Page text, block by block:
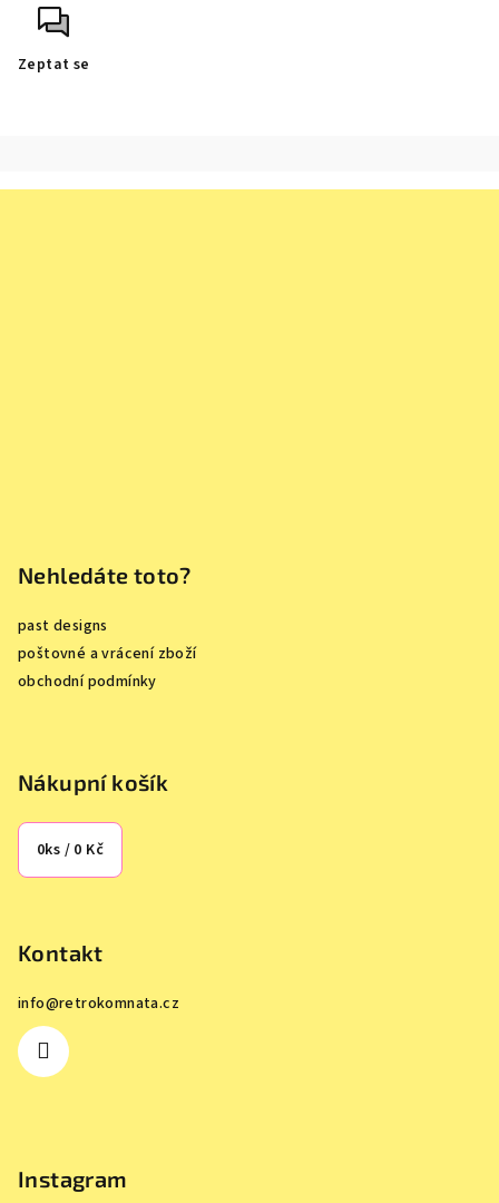
cena:
Zeptat se
Nehledáte toto?
past designs
poštovné a vrácení zboží
obchodní podmínky
Nákupní košík
0ks / 0 Kč
Kontakt
info@retrokomnata.cz
Instagram